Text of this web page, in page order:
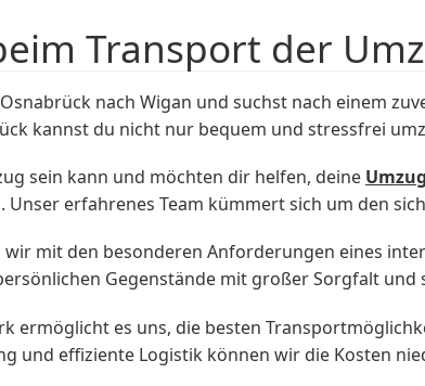
Transport der
nach Wigan und suchst nach einem
kannst du nicht nur bequem und stressfrei
sein kann und möchten dir helfen, deine
Unser erfahrenes Team kümmert sich um den
wir mit den besonderen Anforderungen eines
Gegenstände mit großer Sorgfalt und
ermöglicht es uns, die besten
und effiziente Logistik können wir die Kosten